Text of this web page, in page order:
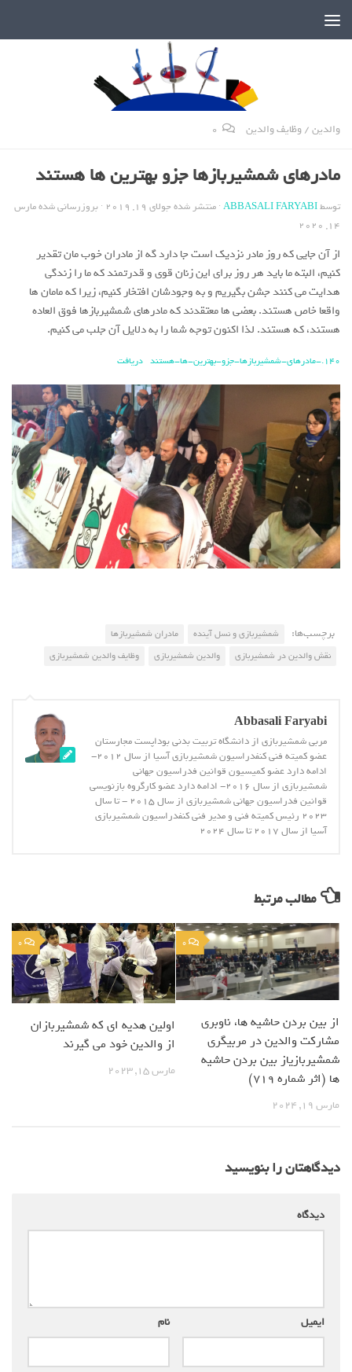
والدین/وظایف والدین 0
مادرهای شمشیربازها جزو بهترین ها هستند
توسطABBASALI FARYABI · منتشر شده جولای 19, 2019 · بروزرسانی شدهمارس
14, 2020
از آن جایی که روز مادر نزدیک است جا دارد گه از مادران خوب مان تقدیر
کنیم، البته ما باید هر روز برای این زنان قوی و قدرتمند که ما را زندگی
هدایت می کنند جشن بگیریم و به وجودشان افتخار کنیم، زیرا که مامان ها
واقعا خاص هستند. بعضی ها معتقدند که مادرهای شمشیربازها فوق العاده
هستند، که هستند. لذا اکنون توجه شما را به دلایل آن جلب می کنیم.
140.-مادرهای-شمشیربازها-جزو-بهترین-ها-هستند دریافت
برچسب‌ها: شمشیربازی و نسل آینده
مادران شمشیربازها
نقش والدین در شمشیربازی
والدین شمشیربازی وظایف والدین شمشیربازی
Abbasali Faryabi
مربی شمشیربازی از دانشگاه تربیت بدنی بوداپست مجارستان
عضو کمیته فنی کنفدراسیون شمشیربازی آسیا از سال 2012-
ادامه دارد عضو کمیسیون قوانین فدراسیون جهانی
شمشیربازی از سال 2016- ادامه دارد عضو کارگروه بازنویسی
قوانین فدراسیون جهانی شمشیربازی از سال 2015 - تا سال
2023 رئیس کمیته فنی و مدیر فنی کنفدراسیون شمشیربازی
آسیا از سال 2017 تا سال 2024
مطالب مرتبط
0
از بین بردن حاشیه ها، ناوبری
مشارکت والدین در مربیگری
شمشیربازیاز بین بردن حاشیه
ها (اثر شماره 719)
مارس 19, 2024
0
اولین هدیه ای که شمشیربازان
از والدین خود می گیرند
مارس 15, 2023
دیدگاهتان را بنویسید
دیدگاه
نام ایمیل